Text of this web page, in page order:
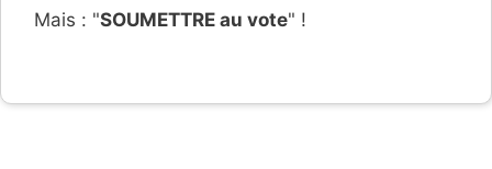
Mais : "SOUMETTRE au vote" !